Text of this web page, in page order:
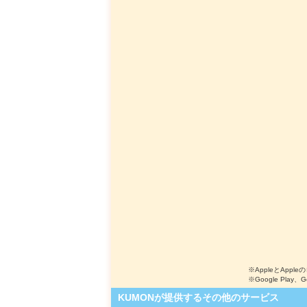
※AppleとAppleの
※Google Play、
KUMONが提供するその他のサービス